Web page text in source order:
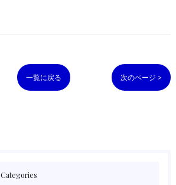
一覧に戻る 次のページ >
Categories